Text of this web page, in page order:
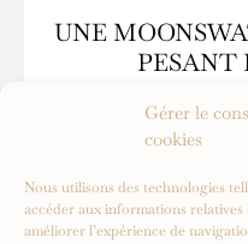
Gérer le
cookies
Nous utilisons des technologies
accéder aux informations
améliorer l’expérience de
UNE
PESANT